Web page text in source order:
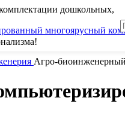
дошкольных,
Агро-